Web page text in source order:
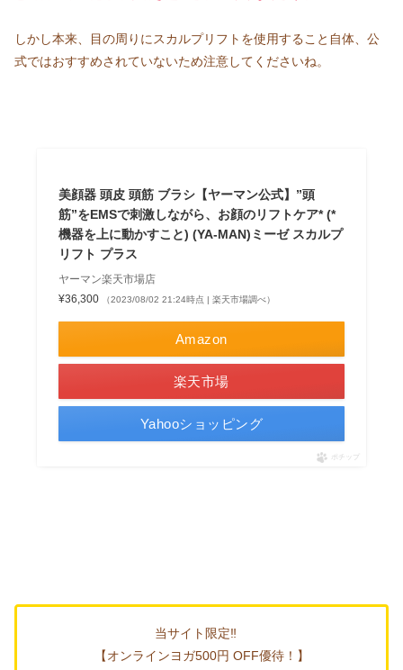
しかし本来、目の周りにスカルプリフトを使用すること自体、公
式ではおすすめされていないため注意してくださいね。
美顔器 頭皮 頭筋 ブラシ【ヤーマン公式】”頭
筋”をEMSで刺激しながら、お顔のリフトケア* (*
機器を上に動かすこと) (YA-MAN)ミーゼ スカルプ
リフト プラス
ヤーマン楽天市場店
¥36,300
（2023/08/02 21:24時点 | 楽天市場調べ）
Amazon
楽天市場
Yahooショッピング
ポチップ
当サイト限定‼
【オンラインヨガ500円 OFF優待！】